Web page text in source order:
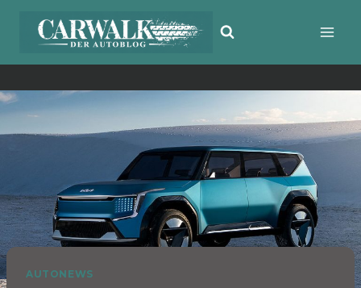
Inhalt
AUTONEWS